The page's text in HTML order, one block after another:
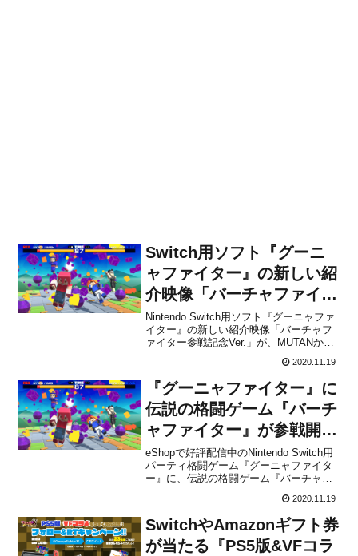
Switch用ソフト『グーニ
ャファイター』の新しい紹
介映像「バーチャファイタ
ー参戦記念Ver.」が公開！
Nintendo Switch用ソフト『グーニャファ
イター』の新しい紹介映像「バーチャフ
ァイター参戦記念Ver.」が、MUTANから
クすることができます。ギャギャッ！#バ
ーチャファイター 参戦記念として、グー
ニャファイターのおニューな映像を公
開...
2020.11.19
『グーニャファイター』に
伝説の格闘ゲーム『バーチ
ャファイター』が参戦開
始！Switch版および全国
のゲームセンターで稼働中
eShopで好評配信中のNintendo Switch用
パーティ格闘ゲーム『グーニャファイタ
ー』に、伝説の格闘ゲーム『バーチャフ
戦開始となります。Switch版および全国
のゲームセンターで稼働中のAPM3版に
登場するとのこと。株式会社MUTAN...
2020.11.19
SwitchやAmazonギフト券
が当たる『PS5版&VFコラ